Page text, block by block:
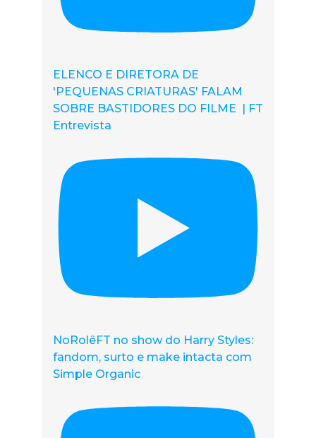
ELENCO E DIRETORA DE
'PEQUENAS CRIATURAS' FALAM
SOBRE BASTIDORES DO FILME | FT
Entrevista
NoRolêFT no show do Harry Styles:
fandom, surto e make intacta com
Simple Organic